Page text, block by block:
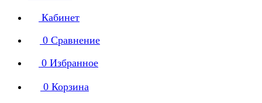
Кабинет
0 Сравнение
0 Избранное
0 Корзина